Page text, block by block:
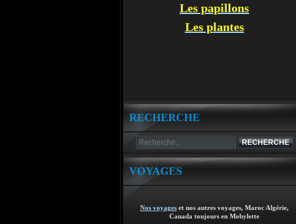
Les papillons
Les plantes
RECHERCHE
VOYAGES
Nos voyages et nos autres voyages, Maroc Algérie,
Canada toujours en Mobylette